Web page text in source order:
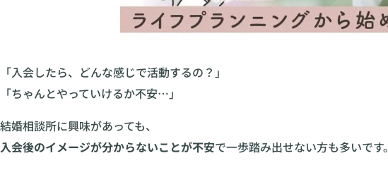
「入会したら、どんな感じで活動するの？」
「ちゃんとやっていけるか不安…」
結婚相談所に興味があっても、
入会後のイメージが分からないことが不安で一歩踏み出せない方も多いです。